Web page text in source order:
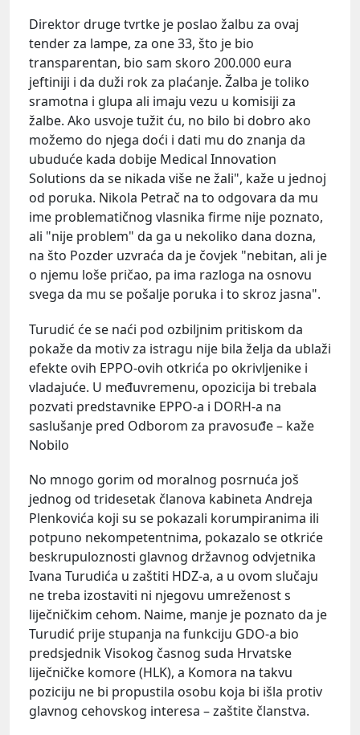
Direktor druge tvrtke je poslao žalbu za ovaj
tender za lampe, za one 33, što je bio
transparentan, bio sam skoro 200.000 eura
jeftiniji i da duži rok za plaćanje. Žalba je toliko
sramotna i glupa ali imaju vezu u komisiji za
žalbe. Ako usvoje tužit ću, no bilo bi dobro ako
možemo do njega doći i dati mu do znanja da
ubuduće kada dobije Medical Innovation
Solutions da se nikada više ne žali", kaže u jednoj
od poruka. Nikola Petrač na to odgovara da mu
ime problematičnog vlasnika firme nije poznato,
ali "nije problem" da ga u nekoliko dana dozna,
na što Pozder uzvraća da je čovjek "nebitan, ali je
o njemu loše pričao, pa ima razloga na osnovu
svega da mu se pošalje poruka i to skroz jasna".
Turudić će se naći pod ozbiljnim pritiskom da
pokaže da motiv za istragu nije bila želja da ublaži
efekte ovih EPPO-ovih otkrića po okrivljenike i
vladajuće. U međuvremenu, opozicija bi trebala
pozvati predstavnike EPPO-a i DORH-a na
saslušanje pred Odborom za pravosuđe – kaže
Nobilo
No mnogo gorim od moralnog posrnuća još
jednog od tridesetak članova kabineta Andreja
Plenkovića koji su se pokazali korumpiranima ili
potpuno nekompetentnima, pokazalo se otkriće
beskrupuloznosti glavnog državnog odvjetnika
Ivana Turudića u zaštiti HDZ-a, a u ovom slučaju
ne treba izostaviti ni njegovu umreženost s
liječničkim cehom. Naime, manje je poznato da je
Turudić prije stupanja na funkciju GDO-a bio
predsjednik Visokog časnog suda Hrvatske
liječničke komore (HLK), a Komora na takvu
poziciju ne bi propustila osobu koja bi išla protiv
glavnog cehovskog interesa – zaštite članstva.